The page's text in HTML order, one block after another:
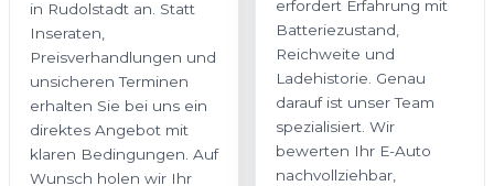
Inseraten,
Preisverhandlungen und
unsicheren Terminen
erhalten Sie bei uns ein
direktes Angebot mit
klaren Bedingungen. Auf
Wunsch holen wir Ihr
Batteriezustand,
Reichweite und
Ladehistorie. Genau
darauf ist unser Team
spezialisiert. Wir
bewerten Ihr E-Auto
nachvollziehbar,
marktorientiert und fair,